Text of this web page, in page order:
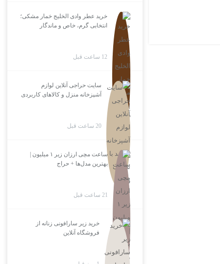
خرید عطر وادی الخلیج خمار مشکی؛
انتخابی گرم، خاص و ماندگار
12 ساعت قبل
سایت حراجی آنلاین لوازم
آشپزخانه منزل و کالاهای کاربردی
20 ساعت قبل
ساعت مچی ارزان زیر ۱ میلیون |
بهترین مدل‌ها + حراج
21 ساعت قبل
خرید زیر سارافونی زنانه از
فروشگاه آنلاین